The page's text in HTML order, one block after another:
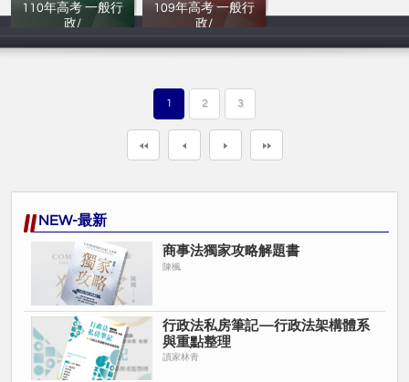
110年⾼考 一般行
政/
讀家補習班
109年⾼考 一般行
政/
讀家補習班
1 2 3
NEW-最新
商事法獨家攻略解題書
陳楓
行政法私房筆記—行政法架構體系
與重點整理
讀家林青